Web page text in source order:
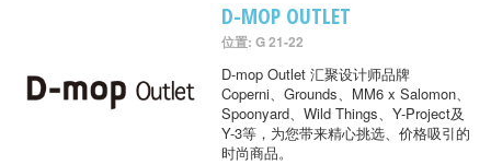
D-MOP OUTLET
位置: G 21-22
D-mop Outlet 汇聚设计师品牌
Coperni、Grounds、MM6 x Salomon、
Spoonyard、Wild Things、Y-Project及
Y-3等，为您带来精心挑选、价格吸引的
时尚商品。